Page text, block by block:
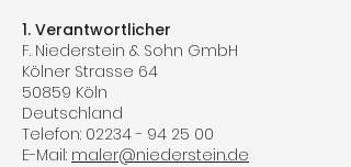
1. Verantwortlicher
F. Niederstein & Sohn GmbH
Kölner Strasse 64
50859 Köln
Deutschland
Telefon: 02234 - 94 25 00
E-Mail: maler@niederstein.de